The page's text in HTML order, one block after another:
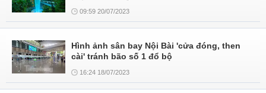
09:59 20/07/2023
Hình ảnh sân bay Nội Bài 'cửa đóng, then
cài' tránh bão số 1 đổ bộ
16:24 18/07/2023